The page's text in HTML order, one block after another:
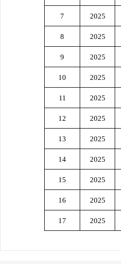
7 2025
8 2025
9 2025
10 2025
11 2025
12 2025
13 2025
14 2025
15 2025
16 2025
17 2025